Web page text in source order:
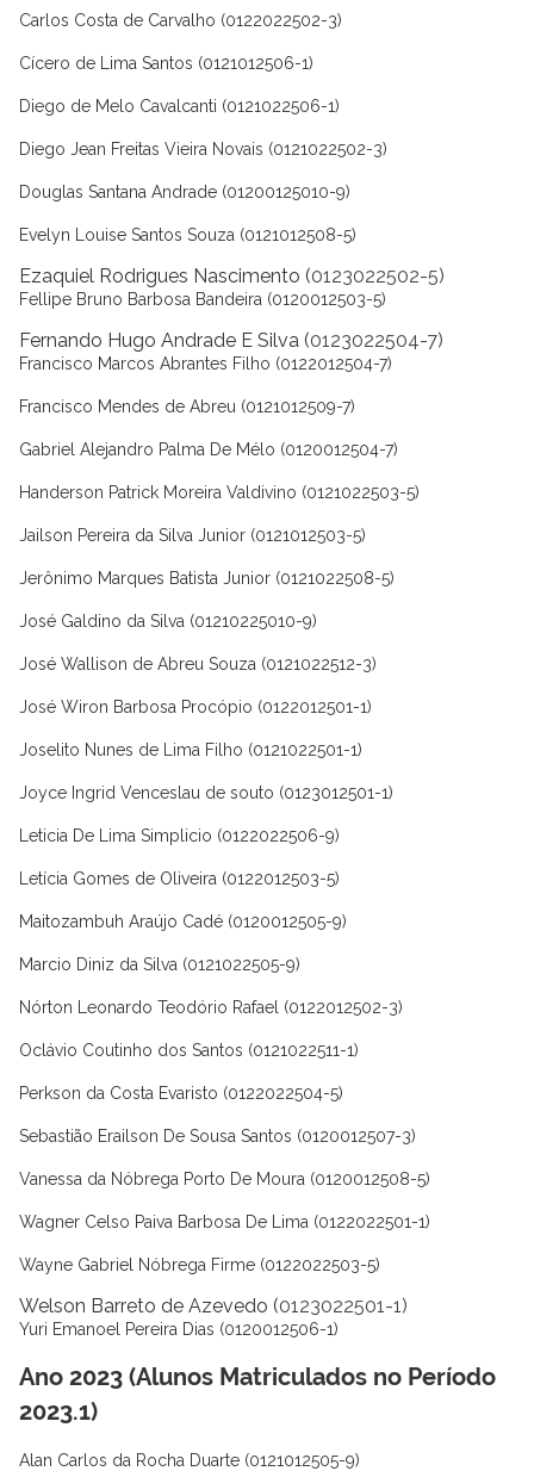
Carlos Costa de Carvalho (0122022502-3)
Cícero de Lima Santos (0121012506-1)
Diego de Melo Cavalcanti (0121022506-1)
Diego Jean Freitas Vieira Novais (0121022502-3)
Douglas Santana Andrade (01200125010-9)
Evelyn Louise Santos Souza (0121012508-5)
Ezaquiel Rodrigues Nascimento (0123022502-5)
Fellipe Bruno Barbosa Bandeira (0120012503-5)
Fernando Hugo Andrade E Silva (0123022504-7)
Francisco Marcos Abrantes Filho (0122012504-7)
Francisco Mendes de Abreu (0121012509-7)
Gabriel Alejandro Palma De Mélo (0120012504-7)
Handerson Patrick Moreira Valdivino (0121022503-5)
Jailson Pereira da Silva Junior (0121012503-5)
Jerônimo Marques Batista Junior (0121022508-5)
José Galdino da Silva (01210225010-9)
José Wallison de Abreu Souza (0121022512-3)
José Wiron Barbosa Procópio (0122012501-1)
Joselito Nunes de Lima Filho (0121022501-1)
Joyce Ingrid Venceslau de souto (0123012501-1)
Leticia De Lima Simplicio (0122022506-9)
Letícia Gomes de Oliveira (0122012503-5)
Maitozambuh Araújo Cadé (0120012505-9)
Marcio Diniz da Silva (0121022505-9)
Nórton Leonardo Teodório Rafael (0122012502-3)
Oclávio Coutinho dos Santos (0121022511-1)
Perkson da Costa Evaristo (0122022504-5)
Sebastião Erailson De Sousa Santos (0120012507-3)
Vanessa da Nóbrega Porto De Moura (0120012508-5)
Wagner Celso Paiva Barbosa De Lima (0122022501-1)
Wayne Gabriel Nóbrega Firme (0122022503-5)
Welson Barreto de Azevedo (0123022501-1)
Yuri Emanoel Pereira Dias (0120012506-1)
Ano 2023 (Alunos Matriculados no Período
2023.1)
Alan Carlos da Rocha Duarte (0121012505-9)